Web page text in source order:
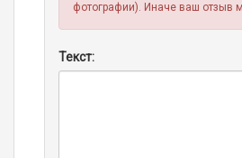
фотографии). Иначе ваш отзыв
Текст: